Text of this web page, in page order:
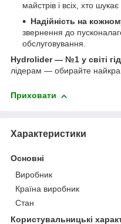
майстрів і всіх, хто шукає
Надійність на
звернення до
обслуговування.
Hydrolider — №1 у світі
лідерам — обирайте
Приховати
Характеристики
Основні
Виробник
Країна виробник
Стан
Користувальницькі